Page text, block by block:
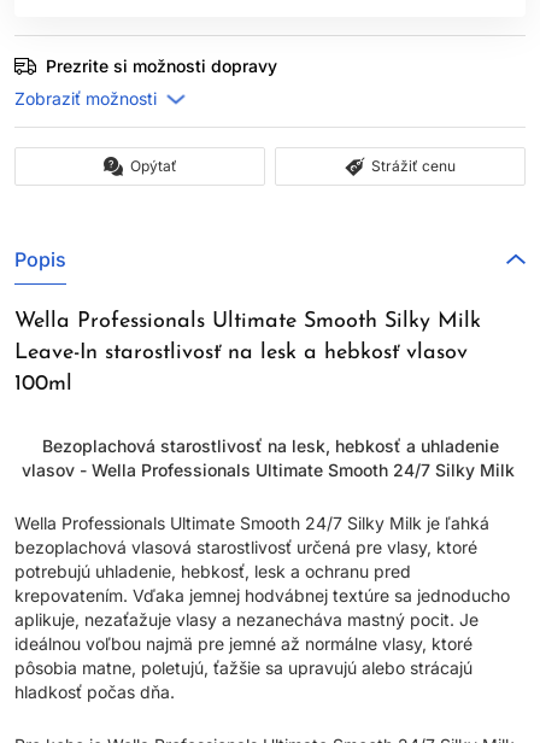
Prezrite si možnosti dopravy
Opýtať Strážiť cenu
Popis
Wella Professionals Ultimate Smooth Silky Milk
Leave-In starostlivosť na lesk a hebkosť vlasov
100ml
Bezoplachová starostlivosť na lesk, hebkosť a uhladenie
vlasov - Wella Professionals Ultimate Smooth 24/7 Silky Milk
Wella Professionals Ultimate Smooth 24/7 Silky Milk je ľahká
bezoplachová vlasová starostlivosť určená pre vlasy, ktoré
potrebujú uhladenie, hebkosť, lesk a ochranu pred
krepovatením. Vďaka jemnej hodvábnej textúre sa jednoducho
aplikuje, nezaťažuje vlasy a nezanecháva mastný pocit. Je
ideálnou voľbou najmä pre jemné až normálne vlasy, ktoré
pôsobia matne, poletujú, ťažšie sa upravujú alebo strácajú
hladkosť počas dňa.